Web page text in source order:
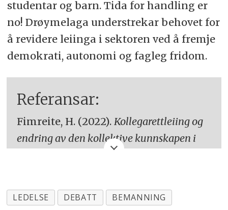
studentar og barn. Tida for handling er
no! Drøymelaga understrekar behovet for
å revidere leiinga i sektoren ved å fremje
demokrati, autonomi og fagleg fridom.
Referansar:
Fimreite, H. (2022).Kollegarettleiing og
endring av den kollektive kunnskapen i
https://hdl.handle.net/11250/2984231
LEDELSE DEBATT BEMANNING